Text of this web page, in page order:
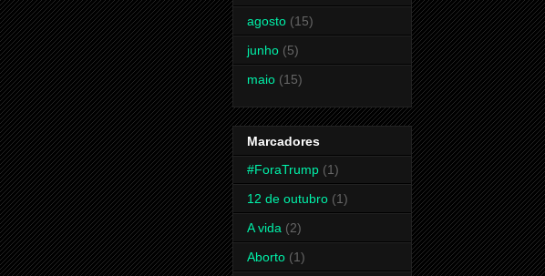
agosto (15)
junho (5)
maio (15)
Marcadores
#ForaTrump (1)
12 de outubro (1)
A vida (2)
Aborto (1)